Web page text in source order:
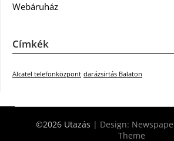
Webáruház
Címkék
Alcatel telefonközpont darázsirtás Balaton
©2026 Utazás | Design:
Theme